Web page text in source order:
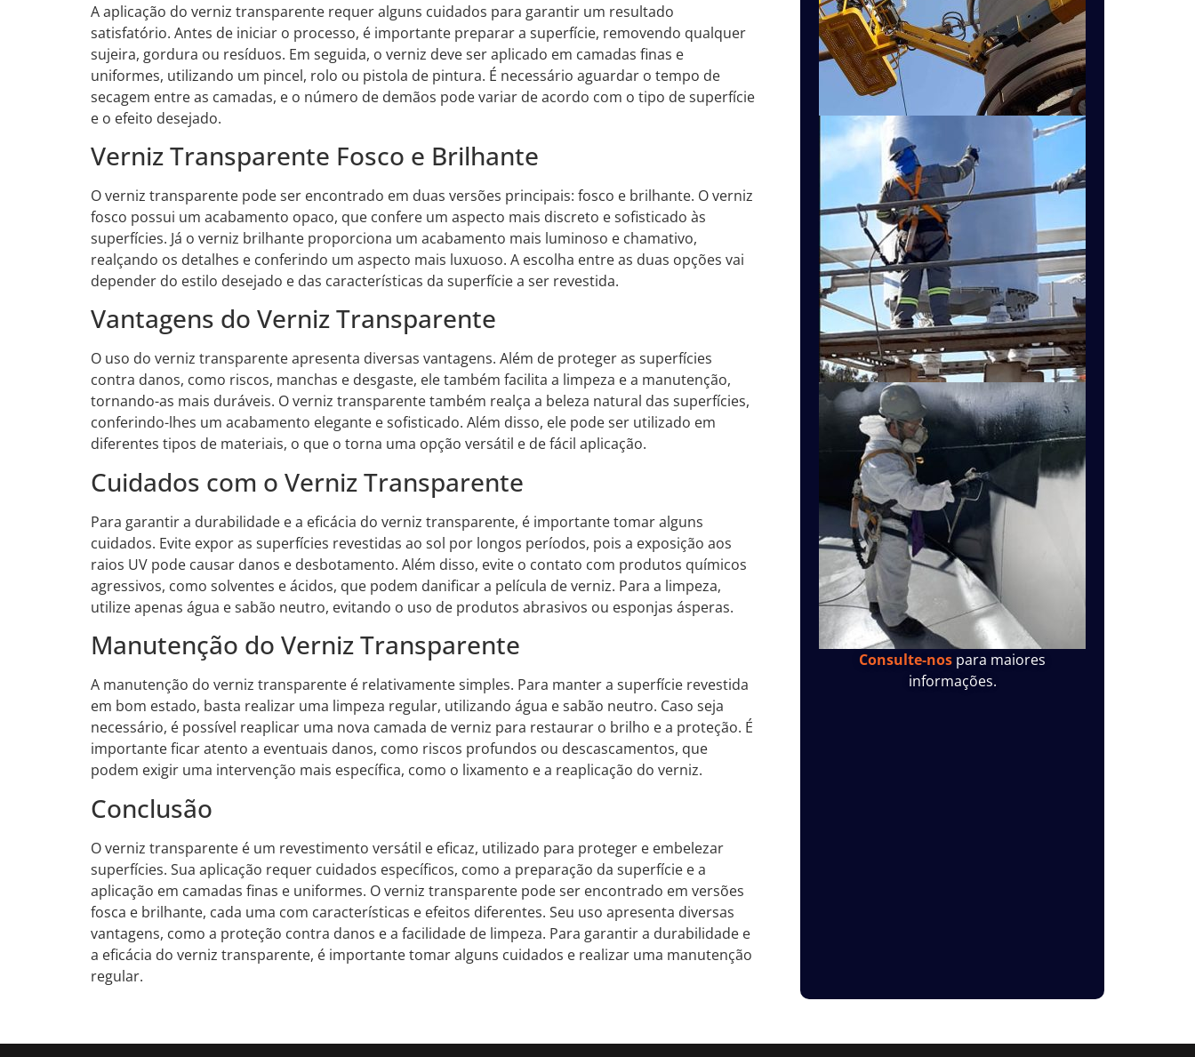
A aplicação do verniz transparente requer alguns cuidados para garantir um resultado
satisfatório. Antes de iniciar o processo, é importante preparar a superfície, removendo qualquer
sujeira, gordura ou resíduos. Em seguida, o verniz deve ser aplicado em camadas finas e
uniformes, utilizando um pincel, rolo ou pistola de pintura. É necessário aguardar o tempo de
secagem entre as camadas, e o número de demãos pode variar de acordo com o tipo de superfície
e o efeito desejado.
Verniz Transparente Fosco e Brilhante
O verniz transparente pode ser encontrado em duas versões principais: fosco e brilhante. O verniz
fosco possui um acabamento opaco, que confere um aspecto mais discreto e sofisticado às
superfícies. Já o verniz brilhante proporciona um acabamento mais luminoso e chamativo,
realçando os detalhes e conferindo um aspecto mais luxuoso. A escolha entre as duas opções vai
depender do estilo desejado e das características da superfície a ser revestida.
Vantagens do Verniz Transparente
O uso do verniz transparente apresenta diversas vantagens. Além de proteger as superfícies
contra danos, como riscos, manchas e desgaste, ele também facilita a limpeza e a manutenção,
tornando-as mais duráveis. O verniz transparente também realça a beleza natural das superfícies,
conferindo-lhes um acabamento elegante e sofisticado. Além disso, ele pode ser utilizado em
diferentes tipos de materiais, o que o torna uma opção versátil e de fácil aplicação.
Cuidados com o Verniz Transparente
Para garantir a durabilidade e a eficácia do verniz transparente, é importante tomar alguns
cuidados. Evite expor as superfícies revestidas ao sol por longos períodos, pois a exposição aos
raios UV pode causar danos e desbotamento. Além disso, evite o contato com produtos químicos
agressivos, como solventes e ácidos, que podem danificar a película de verniz. Para a limpeza,
utilize apenas água e sabão neutro, evitando o uso de produtos abrasivos ou esponjas ásperas.
Manutenção do Verniz Transparente
A manutenção do verniz transparente é relativamente simples. Para manter a superfície revestida
em bom estado, basta realizar uma limpeza regular, utilizando água e sabão neutro. Caso seja
necessário, é possível reaplicar uma nova camada de verniz para restaurar o brilho e a proteção. É
importante ficar atento a eventuais danos, como riscos profundos ou descascamentos, que
podem exigir uma intervenção mais específica, como o lixamento e a reaplicação do verniz.
Conclusão
O verniz transparente é um revestimento versátil e eficaz, utilizado para proteger e embelezar
superfícies. Sua aplicação requer cuidados específicos, como a preparação da superfície e a
aplicação em camadas finas e uniformes. O verniz transparente pode ser encontrado em versões
fosca e brilhante, cada uma com características e efeitos diferentes. Seu uso apresenta diversas
vantagens, como a proteção contra danos e a facilidade de limpeza. Para garantir a durabilidade e
a eficácia do verniz transparente, é importante tomar alguns cuidados e realizar uma manutenção
regular.
Consulte-nos para maiores
informações.